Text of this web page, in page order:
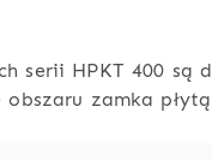
serii HPKT 400 są
zamka